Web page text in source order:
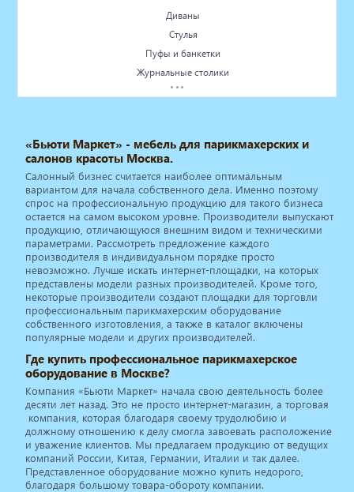
Диваны
Стулья
Пуфы и банкетки
Журнальные столики
Столы
Ширмы
Тумбы
Комоды
Витрины
Шкафы
Стеллажи
Пеналы
Дополнительное оборудование
«Бьюти Маркет» - мебель для парикмахерских и
салонов красоты Москва.
Салонный бизнес считается наиболее оптимальным
вариантом для начала собственного дела. Именно поэтому
спрос на профессиональную продукцию для такого бизнеса
остается на самом высоком уровне. Производители выпускают
продукцию, отличающуюся внешним видом и техническими
параметрами. Рассмотреть предложение каждого
производителя в индивидуальном порядке просто
невозможно. Лучше искать интернет-площадки, на которых
представлены модели разных производителей. Кроме того,
некоторые производители создают площадки для торговли
профессиональным парикмахерским оборудование
собственного изготовления, а также в каталог включены
популярные модели и других производителей.
Где купить профессиональное парикмахерское
оборудование в Москве?
Компания «Бьюти Маркет» начала свою деятельность более
десяти лет назад. Это не просто интернет-магазин, а торговая
компания, которая благодаря своему трудолюбию и
должному отношению к делу смогла завоевать расположение
и уважение клиентов. Мы предлагаем продукцию от ведущих
компаний России, Китая, Германии, Италии и так далее.
Представленное оборудование можно купить недорого,
благодаря большому товара-обороту компании.